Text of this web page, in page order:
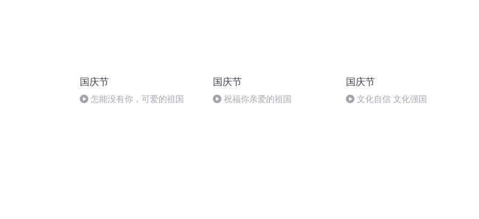
国庆节
怎能没有你，可爱的祖国
国庆节
祝福你亲爱的祖国
国庆节
文化自信 文化强国